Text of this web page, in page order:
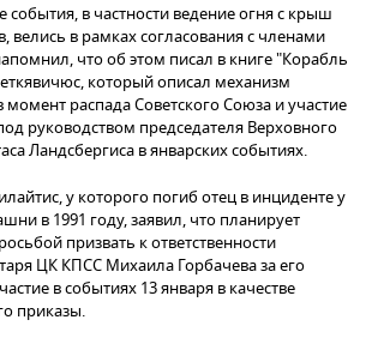
события, в частности ведение огня с крыш
в рамках согласования с членами
что об этом писал в книге "Корабль
который описал механизм
распада Советского Союза и участие
руководством председателя Верховного
Ландсбергиса в январских событиях.
у которого погиб отец в инциденте у
в 1991 году, заявил, что планирует
призвать к ответственности
ЦК КПСС Михаила Горбачева за его
в событиях 13 января в качестве
приказы.